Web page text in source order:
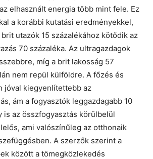
elhasznált energia több mint fele. Ez
a korábbi kutatási eredményekkel,
utazók 15 százalékához kötődik az
70 százaléka. Az ultragazdagok
míg a brit lakosság 57
nem repül külföldre. A főzés és
jóval kiegyenlítettebb az
ám a fogyasztók leggazdagabb 10
is az összfogyasztás körülbelül
ami valószínűleg az otthonaik
A szerzők szerint a
között a tömegközlekedés